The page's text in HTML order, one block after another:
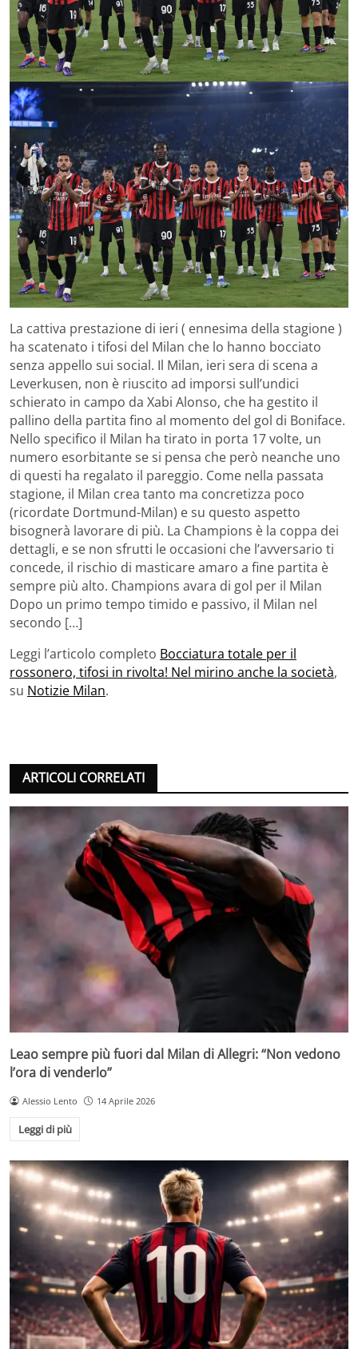
La cattiva prestazione di ieri ( ennesima della stagione )
ha scatenato i tifosi del Milan che lo hanno bocciato
senza appello sui social. Il Milan, ieri sera di scena a
Leverkusen, non è riuscito ad imporsi sull’undici
schierato in campo da Xabi Alonso, che ha gestito il
pallino della partita fino al momento del gol di Boniface.
Nello specifico il Milan ha tirato in porta 17 volte, un
numero esorbitante se si pensa che però neanche uno
di questi ha regalato il pareggio. Come nella passata
stagione, il Milan crea tanto ma concretizza poco
(ricordate Dortmund-Milan) e su questo aspetto
bisognerà lavorare di più. La Champions è la coppa dei
dettagli, e se non sfrutti le occasioni che l’avversario ti
concede, il rischio di masticare amaro a fine partita è
sempre più alto. Champions avara di gol per il Milan
Dopo un primo tempo timido e passivo, il Milan nel
secondo […]
Leggi l’articolo completo Bocciatura totale per il
rossonero, tifosi in rivolta! Nel mirino anche la società,
su Notizie Milan.
ARTICOLI CORRELATI
Leao sempre più fuori dal Milan di Allegri: “Non vedono
l’ora di venderlo”
Alessio Lento 14 Aprile 2026
Leggi di più